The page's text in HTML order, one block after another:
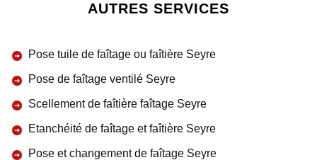
AUTRES SERVICES
Pose tuile de faîtage ou faîtière Seyre
Pose de faîtage ventilé Seyre
Scellement de faîtière faîtage Seyre
Etanchéité de faîtage et faîtière Seyre
Pose et changement de faîtage Seyre